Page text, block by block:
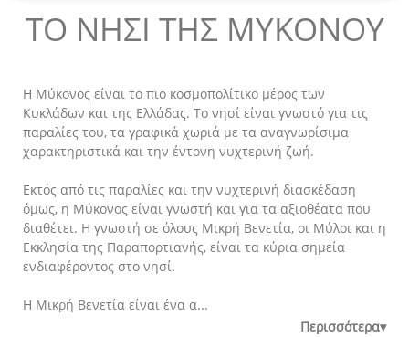
ΤΟ ΝΗΣΙ ΤΗΣ ΜΥΚΟΝΟΥ
Η Μύκονος είναι το πιο κοσμοπολίτικο μέρος των
Κυκλάδων και της Ελλάδας. Το νησί είναι γνωστό για τις
παραλίες του, τα γραφικά χωριά με τα αναγνωρίσιμα
χαρακτηριστικά και την έντονη νυχτερινή ζωή.
Εκτός από τις παραλίες και την νυχτερινή διασκέδαση
όμως, η Μύκονος είναι γνωστή και για τα αξιοθέατα που
διαθέτει. Η γνωστή σε όλους Μικρή Βενετία, οι Μύλοι και η
Εκκλησία της Παραπορτιανής, είναι τα κύρια σημεία
ενδιαφέροντος στο νησί.
Η Μικρή Βενετία είναι ένα α...
Περισσότερα▾